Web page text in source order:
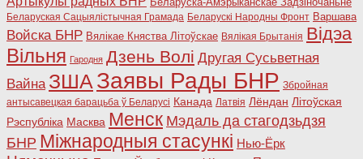
Беларуска-Амэрыканскае Задзіночаньне
Беларуская Сацыялістычная Грамада Беларускі Народны Фронт Варшава
Войска БНР Вялікае Княства Літоўскае Вялікая Брытанія Відэа
Вільня Гародня Дзень Волі Другая Сусьветная
Вайна ЗША Заявы Рады БНР Збройная
антысавецкая барацьба ў Беларусі Канада Латвія Лёндан Літоўская
Рэспубліка Масква Менск Мэдаль да стагодзьдзя
БНР Міжнародныя стасункі Нью-Ёрк